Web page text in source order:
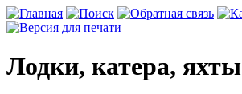
Лодки, катера, яхты